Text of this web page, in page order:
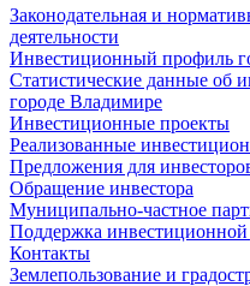
Законодательная и
деятельности
Инвестиционный профиль
Статистические данные об
городе Владимире
Инвестиционные проекты
Реализованные
Предложения для
Обращение инвестора
Муниципально-частное
Поддержка инвестиционной
Контакты
Землепользование и